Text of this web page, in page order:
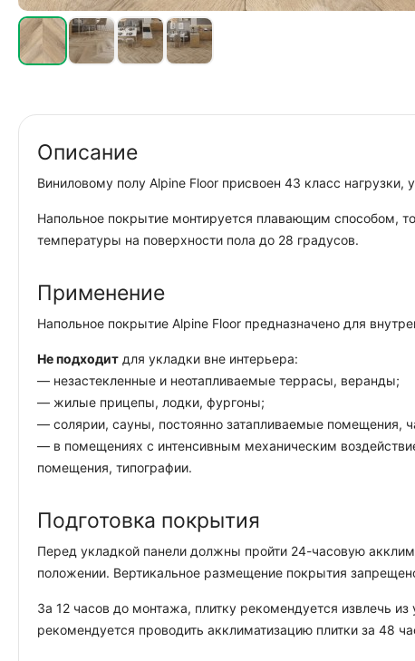
Описание
Виниловому полу Alpine Floor присвоен 43 класс
Напольное покрытие монтируется плавающим способом,
температуры на поверхности пола до 28 градусов.
Применение
Напольное покрытие Alpine Floor предназначено для
Не подходит для укладки вне интерьера:
— незастекленные и неотапливаемые террасы, веранды;
— жилые прицепы, лодки, фургоны;
— солярии, сауны, постоянно затапливаемые помещения,
— в помещениях с интенсивным механическим
помещения, типографии.
Подготовка покрытия
Перед укладкой панели должны пройти 24-часовую
положении. Вертикальное размещение покрытия
За 12 часов до монтажа, плитку рекомендуется извлечь
рекомендуется проводить акклиматизацию плитки за 48